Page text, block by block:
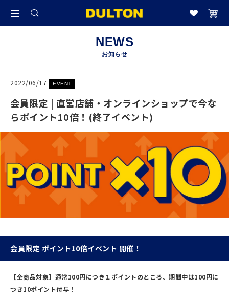
NEWS
お知らせ
2022/06/17 EVENT
会員限定 | 直営店舗・オンラインショップで今な
らポイント10倍！(終了イベント)
会員限定 ポイント10倍イベント 開催！
【全商品対象】通常100円につき１ポイントのところ、期間中は100円に
つき10ポイント付与！